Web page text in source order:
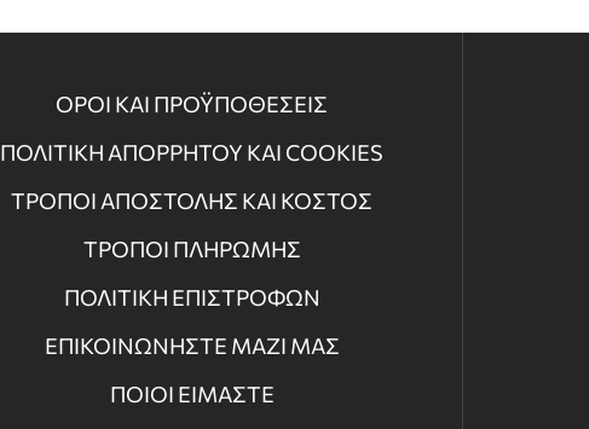
ΟΡΟΙ ΚΑΙ ΠΡΟΫΠΟΘΕΣΕΙΣ
ΠΟΛΙΤΙΚΗ ΑΠΟΡΡΗΤΟΥ ΚΑΙ COOKIES
ΤΡΟΠΟΙ ΑΠΟΣΤΟΛΗΣ ΚΑΙ ΚΟΣΤΟΣ
ΤΡΟΠΟΙ ΠΛΗΡΩΜΗΣ
ΠΟΛΙΤΙΚΗ ΕΠΙΣΤΡΟΦΩΝ
ΕΠΙΚΟΙΝΩΝΗΣΤΕ ΜΑΖΙ ΜΑΣ
ΠΟΙΟΙ ΕΙΜΑΣΤΕ